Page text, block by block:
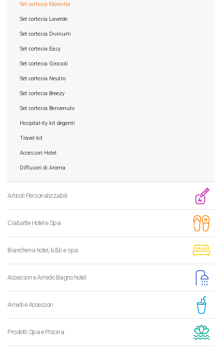
Set cortesia Marevita
Set cortesia Laverde
Set cortesia Divinum
Set cortesia Easy
Set cortesia Girasoli
Set cortesia Neutro
Set cortesia Breezy
Set cortesia Benvenuto
Hospital-ity kit degenti
Travel kit
Accessori Hotel
Diffusori di Aroma
Articoli Personalizzabili
Ciabatte Hotel e Spa
Biancheria hotel, b&b e spa
Accessori e Arredo Bagno hotel
Arredi e Accessori
Prodotti Spa e Piscina